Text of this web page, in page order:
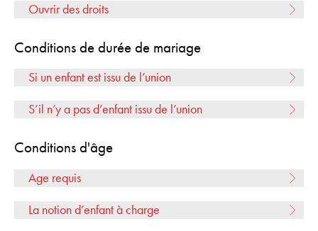
Ouvrir des droits
Conditions de durée de mariage
Si un enfant est issu de l’union
S’il n’y a pas d’enfant issu de l’union
Conditions d'âge
Age requis
La notion d’enfant à charge